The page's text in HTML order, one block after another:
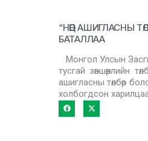
“НӨӨЦ АШИГЛАСНЫ
БАТАЛЛАА
Монгол Улсын
тусгай зөвшөөрлийн
ашигласны төлбөр
холбогдсон